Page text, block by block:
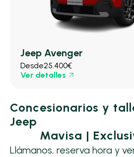
Jeep Avenger
Desde25.400€
Ver detalles
Concesionarios y
Jeep
Mavisa |
Llámanos, reserva hora y